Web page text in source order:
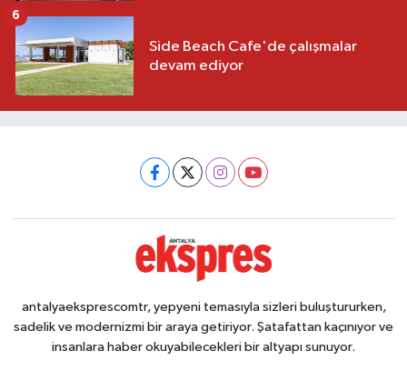
Side Beach Cafe'de çalışmalar
devam ediyor
6
antalyaeksprescomtr, yepyeni temasıyla sizleri buluştururken,
sadelik ve modernizmi bir araya getiriyor. Şatafattan kaçınıyor ve
insanlara haber okuyabilecekleri bir altyapı sunuyor.